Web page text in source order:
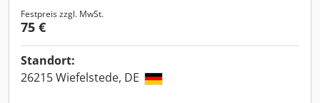
Festpreis zzgl. MwSt.
75 €
Standort:
26215 Wiefelstede, DE